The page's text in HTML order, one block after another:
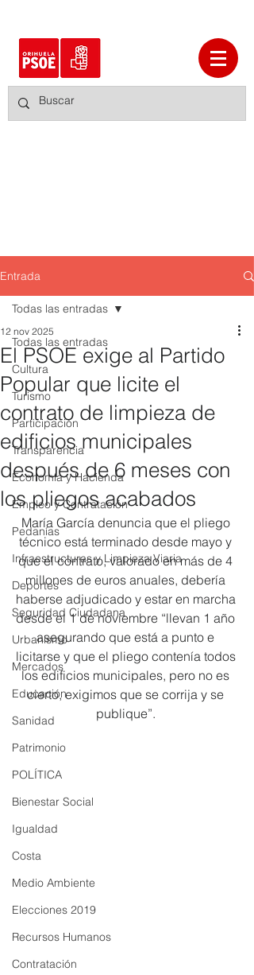
Entrada
Todas las entradas
Cultura
Turismo
Participación
Transparencia
Economía y Hacienda
Empleo y Contratación
Pedanías
Infraestructuras y Limpieza Viaria
Deportes
Seguridad Ciudadana
Urbanismo
Mercados
Educación
Sanidad
Patrimonio
POLÍTICA
Bienestar Social
Igualdad
Costa
Medio Ambiente
Elecciones 2019
Recursos Humanos
Contratación
Todas las entradas
El PSOE exige al Partido
Popular que licite el
contrato de limpieza de
edificios municipales
después de 6 meses con
los pliegos acabados
12 nov 2025
María García denuncia que el pliego
técnico está terminado desde mayo y
que el contrato, valorado en más de 4
millones de euros anuales, debería
haberse adjudicado y estar en marcha
desde el 1 de noviembre “llevan 1 año
asegurando que está a punto e
licitarse y que el pliego contenía todos
los edificios municipales, pero no es
cierto, exigimos que se corrija y se
publique”.